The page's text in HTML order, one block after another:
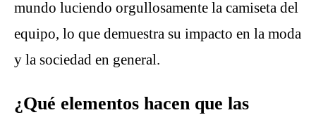
mundo luciendo orgullosamente la camiseta del
equipo, lo que demuestra su impacto en la moda
y la sociedad en general.
¿Qué elementos hacen que las